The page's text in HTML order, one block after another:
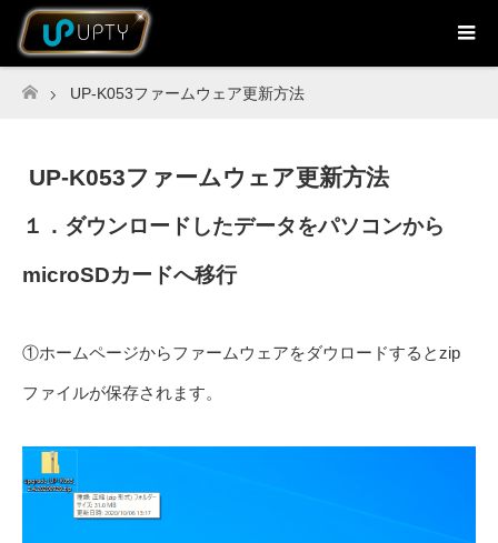
ホーム
UP-K053ファームウェア更新方法
UP-K053ファームウェア更新方法
１．ダウンロードしたデータをパソコンから
microSDカードへ移行
①ホームページからファームウェアをダウロードするとzip
ファイルが保存されます。